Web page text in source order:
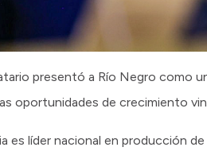
presentó a Río Negro como
oportunidades de crecimiento
es líder nacional en producción